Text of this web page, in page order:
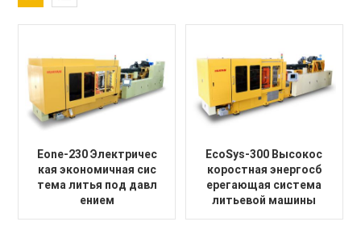
Eone-230 Электричес
кая экономичная сис
тема литья под давл
ением
EcoSys-300 Высокос
коростная энергосб
ерегающая система
литьевой машины